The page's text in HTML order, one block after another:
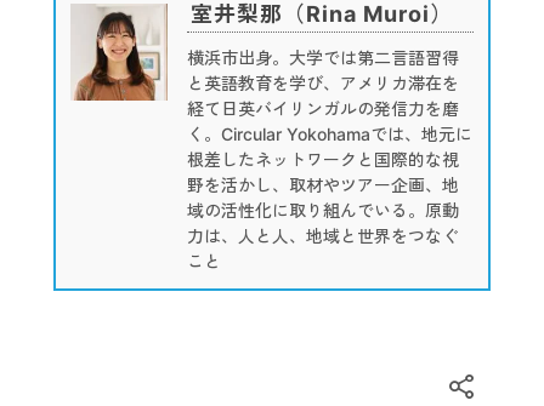
室井梨那（Rina Muroi）
横浜市出身。大学では第二言語習得
と英語教育を学び、アメリカ滞在を
経て日英バイリンガルの発信力を磨
く。Circular Yokohamaでは、地元に
根差したネットワークと国際的な視
野を活かし、取材やツアー企画、地
域の活性化に取り組んでいる。原動
力は、人と人、地域と世界をつなぐ
こと